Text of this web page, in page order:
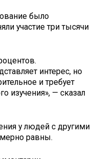
было
участие три тысячи
интерес, но
и требует
изучения», — сказал
у людей с другими
равны.